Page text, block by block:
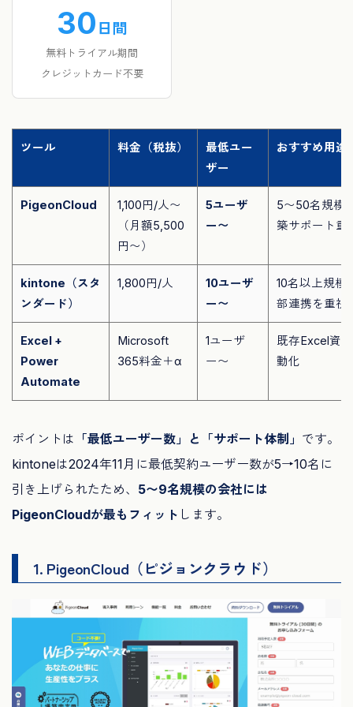
30 日間
無料トライアル期間
クレジットカード不要
ツール 料金（税抜）
最低ユー
ザー
おすすめ用途
PigeonCloud
1,100円/人〜
（月額5,500
円〜）
5ユーザ
ー〜
5〜50名規模
築サポート重
kintone（スタ
ンダード）
1,800円/人
10ユーザ
ー〜
10名以上規模
部連携を重視
Excel +
Power
Automate
Microsoft
365料金＋α
1ユーザ
ー〜
既存Excel資
動化
ポイントは 「最低ユーザー数」と「サポート体制」 です。
kintoneは2024年11月に最低契約ユーザー数が5→10名に
引き上げられたため、 5〜9名規模の会社には
PigeonCloudが最もフィット します。
1. PigeonCloud（ピジョンクラウド）